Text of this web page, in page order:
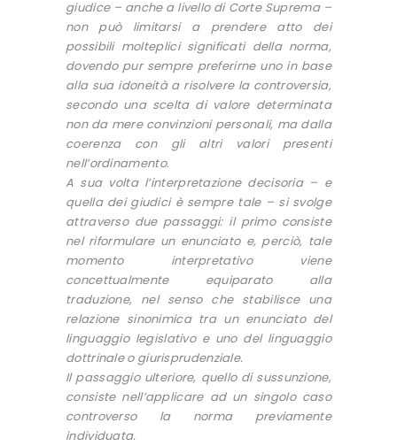
giudice – anche a livello di Corte Suprema –
non può limitarsi a prendere atto dei
possibili molteplici significati della norma,
dovendo pur sempre preferirne uno in base
alla sua idoneità a risolvere la controversia,
secondo una scelta di valore determinata
non da mere convinzioni personali, ma dalla
coerenza con gli altri valori presenti
nell’ordinamento.
A sua volta l’interpretazione decisoria – e
quella dei giudici è sempre tale – si svolge
attraverso due passaggi: il primo consiste
nel riformulare un enunciato e, perciò, tale
momento interpretativo viene
concettualmente equiparato alla
traduzione, nel senso che stabilisce una
relazione sinonimica tra un enunciato del
linguaggio legislativo e uno del linguaggio
dottrinale o giurisprudenziale.
Il passaggio ulteriore, quello di sussunzione,
consiste nell’applicare ad un singolo caso
controverso la norma previamente
individuata.